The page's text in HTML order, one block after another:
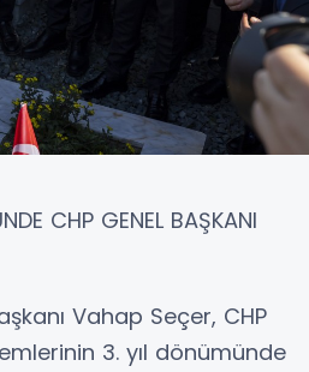
CHP GENEL BAŞKANI
Vahap Seçer, CHP
3. yıl dönümünde